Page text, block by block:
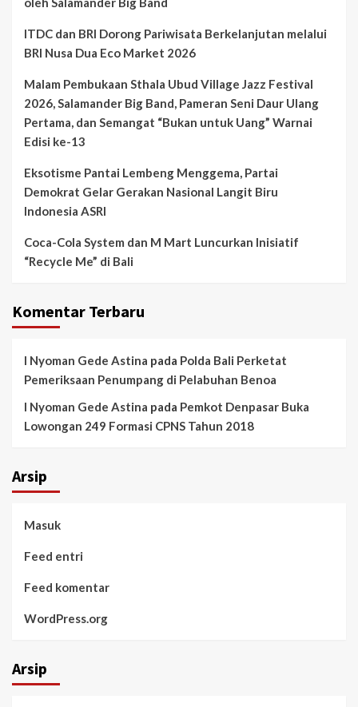
ITDC dan BRI Dorong Pariwisata Berkelanjutan melalui
BRI Nusa Dua Eco Market 2026
Malam Pembukaan Sthala Ubud Village Jazz Festival
2026, Salamander Big Band, Pameran Seni Daur Ulang
Pertama, dan Semangat “Bukan untuk Uang” Warnai
Edisi ke-13
Eksotisme Pantai Lembeng Menggema, Partai
Demokrat Gelar Gerakan Nasional Langit Biru
Indonesia ASRI
Coca-Cola System dan M Mart Luncurkan Inisiatif
“Recycle Me” di Bali
Komentar Terbaru
I Nyoman Gede Astina pada Polda Bali Perketat
Pemeriksaan Penumpang di Pelabuhan Benoa
I Nyoman Gede Astina pada Pemkot Denpasar Buka
Lowongan 249 Formasi CPNS Tahun 2018
Arsip
Masuk
Feed entri
Feed komentar
WordPress.org
Arsip